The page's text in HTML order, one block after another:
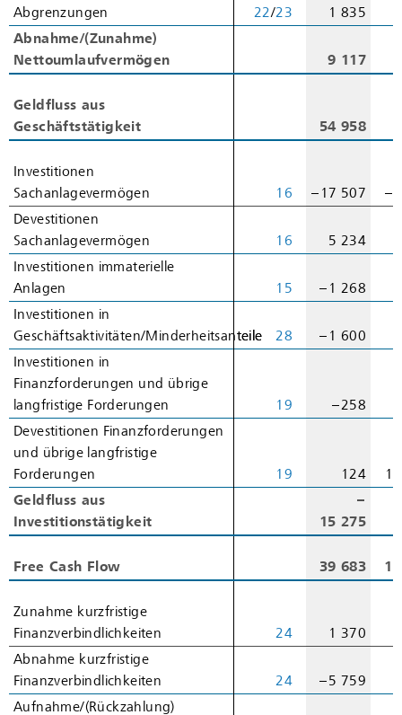
Abgrenzungen
22/23 1 835
Abnahme/(Zunahme)
Nettoumlaufvermögen
9 117
Geldfluss aus
Geschäftstätigkeit
54 958
Investitionen
Sachanlagevermögen
16 – 17 507
–
Devestitionen
Sachanlagevermögen
16
5 234
Investitionen immaterielle
Anlagen
15
– 1 268
Investitionen in
Geschäftsaktivitäten/Minderheitsanteile
28
– 1 600
Investitionen in
Finanzforderungen und übrige
langfristige Forderungen
19
– 258
Devestitionen Finanzforderungen
und übrige langfristige
Forderungen
19 124
Geldfluss aus
Investitionstätigkeit
–
15 275
Free Cash Flow 39 683
Zunahme kurzfristige
Finanzverbindlichkeiten
24
1 370
Abnahme kurzfristige
Finanzverbindlichkeiten
24 – 5 759
Aufnahme/(Rückzahlung)
Abgrenzungen
Abnahme/(Zunahme)
Nettoumlaufvermögen
Geldfluss aus
Geschäftstätigkeit
Investitionen
Sachanlagevermögen
Devestitionen
Sachanlagevermögen
Investitionen immaterielle
Anlagen
Investitionen in
Geschäftsaktivitäten/Minderheitsanteile
Investitionen in
Finanzforderungen und übrige
langfristige Forderungen
Devestitionen Finanzforderungen
und übrige langfristige
Forderungen
Geldfluss aus
Investitionstätigkeit
Free Cash Flow
Zunahme kurzfristige
Finanzverbindlichkeiten
Abnahme kurzfristige
Finanzverbindlichkeiten
Aufnahme/(Rückzahlung)